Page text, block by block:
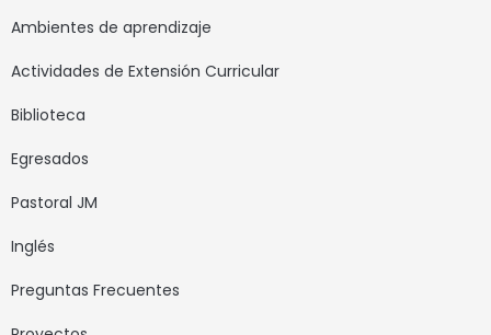
Ambientes de aprendizaje
Actividades de Extensión Curricular
Biblioteca
Egresados
Pastoral JM
Inglés
Preguntas Frecuentes